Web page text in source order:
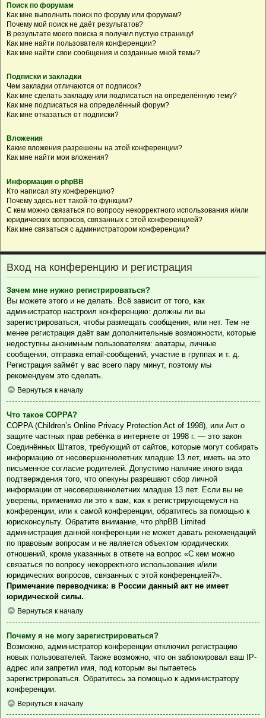
Поиск по форумам
Как мне выполнить поиск по форуму или форумам?
Почему мой поиск не даёт результатов?
В результате моего поиска я получил пустую страницу!
Как мне найти пользователя конференции?
Как мне найти свои сообщения и созданные мной темы?
Подписки и закладки
Чем закладки отличаются от подписок?
Как мне сделать закладку или подписаться на определённую тему?
Как мне подписаться на определённый форум?
Как мне отказаться от подписки?
Вложения
Какие вложения разрешены на этой конференции?
Как мне найти мои вложения?
Информация о phpBB
Кто написал эту конференцию?
Почему здесь нет такой-то функции?
С кем можно связаться по вопросу некорректного использования и/или
юридических вопросов, связанных с этой конференцией?
Как мне связаться с администратором конференции?
Вход на конференцию и регистрация
Зачем мне нужно регистрироваться?
Вы можете этого и не делать. Всё зависит от того, как
администратор настроил конференцию: должны ли вы
зарегистрироваться, чтобы размещать сообщения, или нет. Тем не
менее регистрация даёт вам дополнительные возможности, которые
недоступны анонимным пользователям: аватары, личные
сообщения, отправка email-сообщений, участие в группах и т. д.
Регистрация займёт у вас всего пару минут, поэтому мы
рекомендуем это сделать.
Вернуться к началу
Что такое COPPA?
COPPA (Children’s Online Privacy Protection Act of 1998), или Акт о
защите частных прав ребёнка в интернете от 1998 г. — это закон
Соединённых Штатов, требующий от сайтов, которые могут собирать
информацию от несовершеннолетних младше 13 лет, иметь на это
письменное согласие родителей. Допустимо наличие иного вида
подтверждения того, что опекуны разрешают сбор личной
информации от несовершеннолетних младше 13 лет. Если вы не
уверены, применимо ли это к вам, как к регистрирующемуся на
конференции, или к самой конференции, обратитесь за помощью к
юрисконсульту. Обратите внимание, что phpBB Limited
администрация данной конференции не может давать рекомендаций
по правовым вопросам и не является объектом юридических
отношений, кроме указанных в ответе на вопрос «С кем можно
связаться по вопросу некорректного использования и/или
юридических вопросов, связанных с этой конференцией?».
Примечание переводчика: в России данный акт не имеет
юридической силы..
Вернуться к началу
Почему я не могу зарегистрироваться?
Возможно, администратор конференции отключил регистрацию
новых пользователей. Также возможно, что он заблокировал ваш IP-
адрес или запретил имя, под которым вы пытаетесь
зарегистрироваться. Обратитесь за помощью к администратору
конференции.
Вернуться к началу